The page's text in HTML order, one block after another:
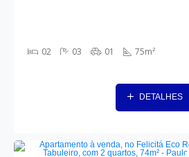
02 03 01 75m²
DETALHES